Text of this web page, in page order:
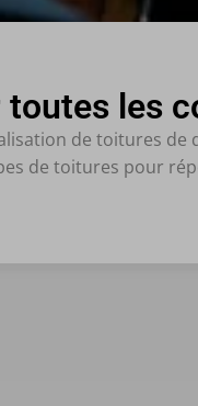
les
de toitures
de toitures pour